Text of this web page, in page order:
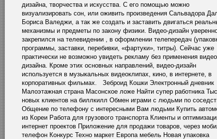
дизайна, творчества и искусства. С его помощью можно
визуализировать сон, или оживить произведения Сальвадора
Бориса Валеджи, а так же создать и заставить двигаться
механизмы и предметы по закону физики. Видео-дизайн
закрепился на телевидении , в оформлении телепередач
программы, заставки, перебивки, «фартуки», титры). Сейчас уже
практически не возможно увидеть рекламу без применения
дизайна. Кроме этих основных направлений, видео-дизайн
используется в музыкальных видеоклипах, кино, в интернете, в
корпоративных фильмах. Зеброид Кошки Электронный дневник
Малоэтажная страна Масонское ложе Найти супер работника
новых клиентов на биллкилл Обмен играми с людьми по
Общение по телефону с интересными Вам людьми Купить
из Кореи Работа для грузового транспорта Клиенты и
интернет проектов Приложение для продажи товаров, через
телефон Конкурс Техно маркет Европа мебель Новая упаковка